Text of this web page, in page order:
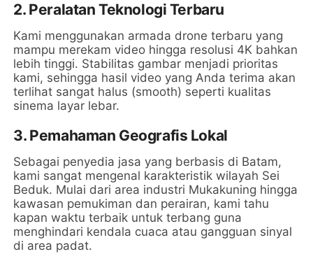
2. Peralatan Teknologi Terbaru
Kami menggunakan armada drone terbaru yang
mampu merekam video hingga resolusi 4K bahkan
lebih tinggi. Stabilitas gambar menjadi prioritas
kami, sehingga hasil video yang Anda terima akan
terlihat sangat halus (smooth) seperti kualitas
sinema layar lebar.
3. Pemahaman Geografis Lokal
Sebagai penyedia jasa yang berbasis di Batam,
kami sangat mengenal karakteristik wilayah Sei
Beduk. Mulai dari area industri Mukakuning hingga
kawasan pemukiman dan perairan, kami tahu
kapan waktu terbaik untuk terbang guna
menghindari kendala cuaca atau gangguan sinyal
di area padat.